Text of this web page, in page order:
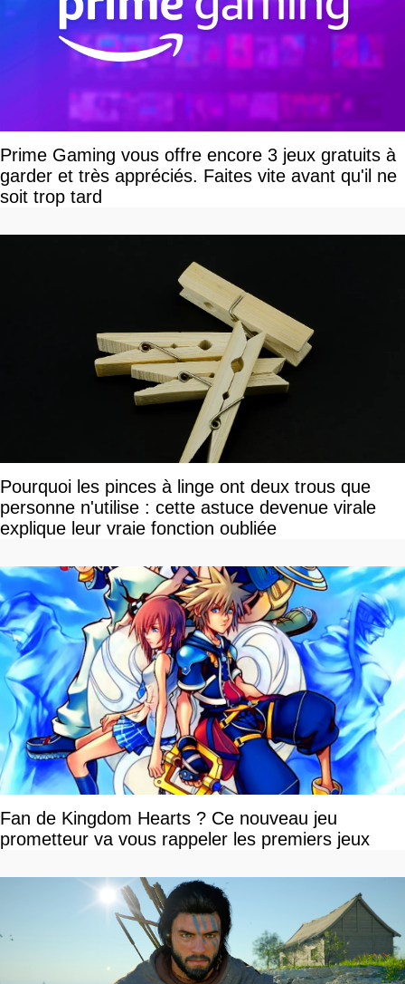
Prime Gaming vous offre encore 3 jeux gratuits à
garder et très appréciés. Faites vite avant qu'il ne
soit trop tard
Pourquoi les pinces à linge ont deux trous que
personne n'utilise : cette astuce devenue virale
explique leur vraie fonction oubliée
Fan de Kingdom Hearts ? Ce nouveau jeu
prometteur va vous rappeler les premiers jeux